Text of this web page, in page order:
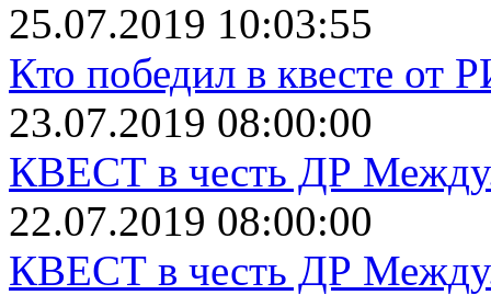
25.07.2019 10:03:55
Кто победил в квесте от
23.07.2019 08:00:00
КВЕСТ в честь ДР
22.07.2019 08:00:00
КВЕСТ в честь ДР